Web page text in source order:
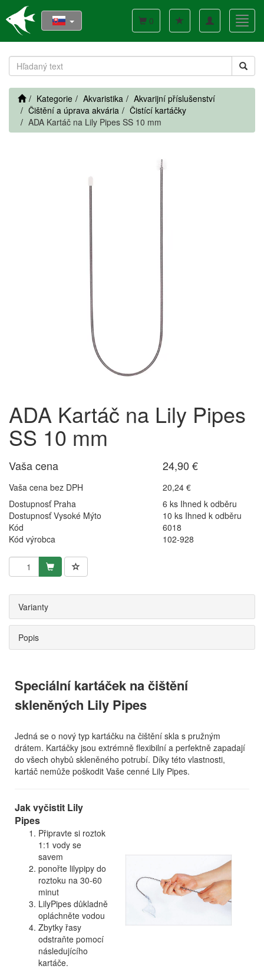
Toggle
navigation
0
Kategorie Akvaristika
Akvarijní příslušenství
Čištění a úprava akvária
Čistící kartáčky
ADA Kartáč na Lily Pipes SS 10 mm
ADA Kartáč na Lily Pipes
SS 10 mm
Vaša cena 24,90 €
Vaša cena bez DPH
20,24 €
Dostupnosť Praha
6 ks Ihned k odběru
Dostupnosť Vysoké Mýto
10 ks Ihned k odběru
Kód
6018
Kód výrobca
102-928
Varianty
Popis
Speciální kartáček na čištění
skleněných Lily Pipes
Jedná se o nový typ kartáčku na čištění skla s pružným
drátem. Kartáčky jsou extrémně flexibilní a perfektně zapadají
do všech ohybů skleněného potrubí. Díky této vlastnosti,
kartáč nemůže poškodit Vaše cenné Lily Pipes.
Jak vyčistit Lily
Pipes
Připravte si roztok
1:1 vody se
savem
ponořte lilypipy do
roztoku na 30-60
minut
LilyPipes důkladně
opláchněte vodou
Zbytky řasy
odstraňte pomocí
následujícího
kartáče.